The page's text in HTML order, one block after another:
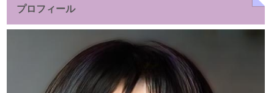
プロフィール